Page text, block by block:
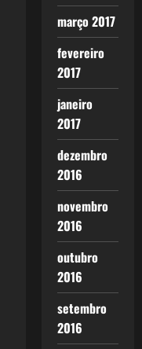
março 2017
fevereiro
2017
janeiro
2017
dezembro
2016
novembro
2016
outubro
2016
setembro
2016